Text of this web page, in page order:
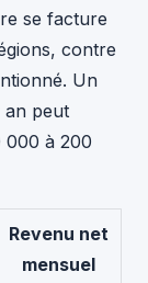
se facture
contre
Un
an peut
000 à 200
Revenu net
mensuel